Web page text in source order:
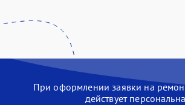
При оформлении заявки на
действует